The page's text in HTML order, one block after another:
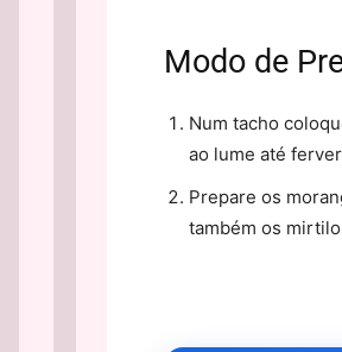
Modo de
Num tacho
ao lume até
Prepare os
também os